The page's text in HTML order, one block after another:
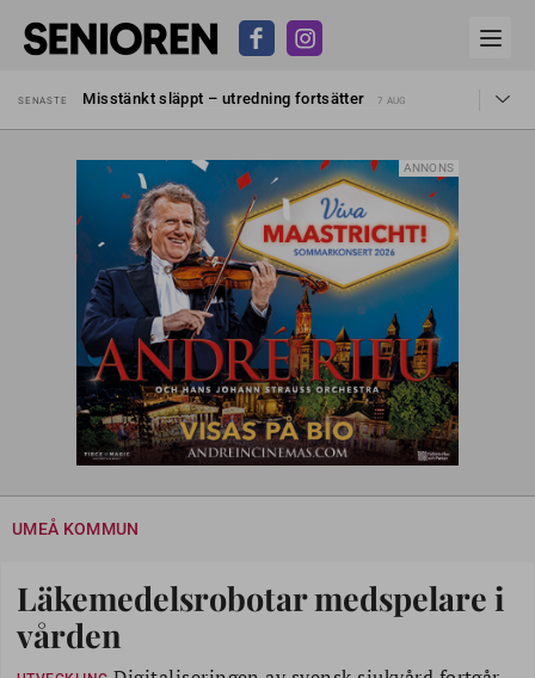
SENASTE
Misstänkt släppt – utredning fortsätter
7 AUG
Dom öppnar för rätt till garantipension
30 JUL
Snart kan telefonförsäljning förbjudas i Sverige
29 JUL
Hyror rusar ifrån äldres bostadstillägg
28 JUL
Liten höjning av garantipensionen
27 JUL
Misstänkt släppt – utredning fortsätter 7 AUG
ANNONS
UMEÅ KOMMUN
Läkemedelsrobotar medspelare i
vården